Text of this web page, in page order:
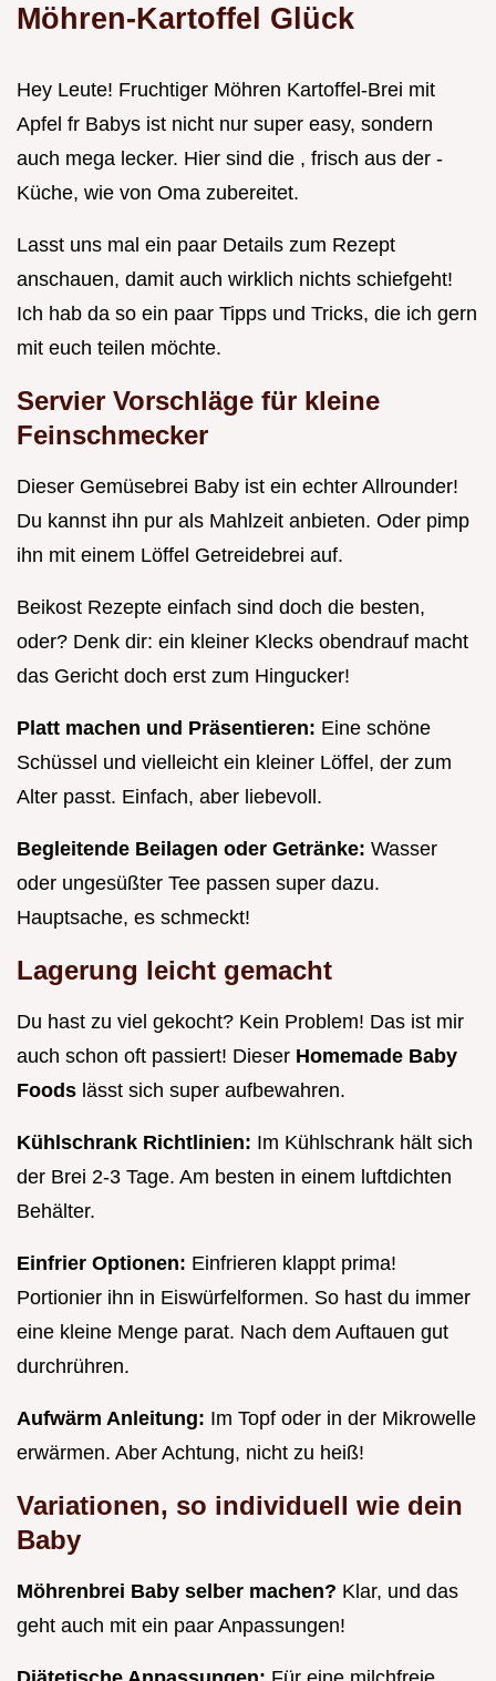
Möhren-Kartoffel Glück
Hey Leute! Fruchtiger Möhren Kartoffel-Brei mit
Apfel fr Babys ist nicht nur super easy, sondern
auch mega lecker. Hier sind die , frisch aus der -
Küche, wie von Oma zubereitet.
Lasst uns mal ein paar Details zum Rezept
anschauen, damit auch wirklich nichts schiefgeht!
Ich hab da so ein paar Tipps und Tricks, die ich gern
mit euch teilen möchte.
Servier Vorschläge für kleine
Feinschmecker
Dieser Gemüsebrei Baby ist ein echter Allrounder!
Du kannst ihn pur als Mahlzeit anbieten. Oder pimp
ihn mit einem Löffel Getreidebrei auf.
Beikost Rezepte einfach sind doch die besten,
oder? Denk dir: ein kleiner Klecks obendrauf macht
das Gericht doch erst zum Hingucker!
Platt machen und Präsentieren: Eine schöne
Schüssel und vielleicht ein kleiner Löffel, der zum
Alter passt. Einfach, aber liebevoll.
Begleitende Beilagen oder Getränke: Wasser
oder ungesüßter Tee passen super dazu.
Hauptsache, es schmeckt!
Lagerung leicht gemacht
Du hast zu viel gekocht? Kein Problem! Das ist mir
auch schon oft passiert! Dieser Homemade Baby
Foods lässt sich super aufbewahren.
Kühlschrank Richtlinien: Im Kühlschrank hält sich
der Brei 2-3 Tage. Am besten in einem luftdichten
Behälter.
Einfrier Optionen: Einfrieren klappt prima!
Portionier ihn in Eiswürfelformen. So hast du immer
eine kleine Menge parat. Nach dem Auftauen gut
durchrühren.
Aufwärm Anleitung: Im Topf oder in der Mikrowelle
erwärmen. Aber Achtung, nicht zu heiß!
Variationen, so individuell wie dein
Baby
Möhrenbrei Baby selber machen? Klar, und das
geht auch mit ein paar Anpassungen!